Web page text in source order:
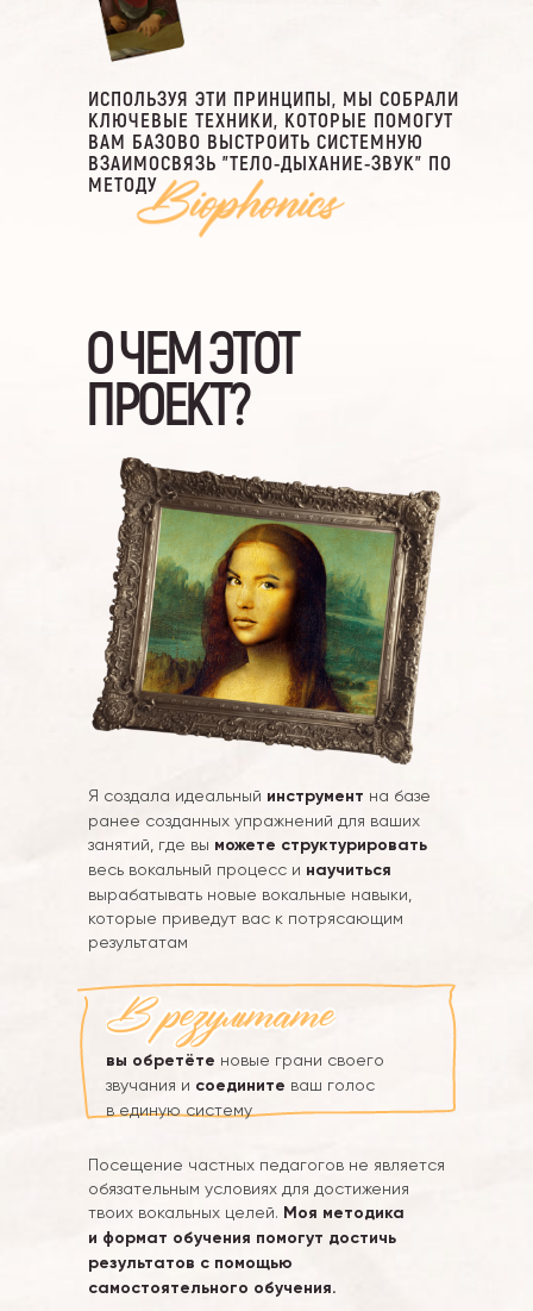
ИСПОЛЬЗУЯ ЭТИ ПРИНЦИПЫ, МЫ СОБРАЛИ
КЛЮЧЕВЫЕ ТЕХНИКИ, КОТОРЫЕ ПОМОГУТ
ВАМ БАЗОВО ВЫСТРОИТЬ СИСТЕМНУЮ
ВЗАИМОСВЯЗЬ "ТЕЛО-ДЫХАНИЕ-ЗВУК" ПО
МЕТОДУ
О ЧЕМ ЭТОТ
ПРОЕКТ?
Я создала идеальный инструмент на базе
ранее созданных упражнений для ваших
занятий, где вы можете структурировать
весь вокальный процесс и научиться
вырабатывать новые вокальные навыки,
которые приведут вас к потрясающим
результатам
вы обретёте новые грани своего
звучания и соедините ваш голос
в единую систему
Посещение частных педагогов не является
обязательным условиях для достижения
твоих вокальных целей. Моя методика
и формат обучения помогут достичь
результатов с помощью
самостоятельного обучения.